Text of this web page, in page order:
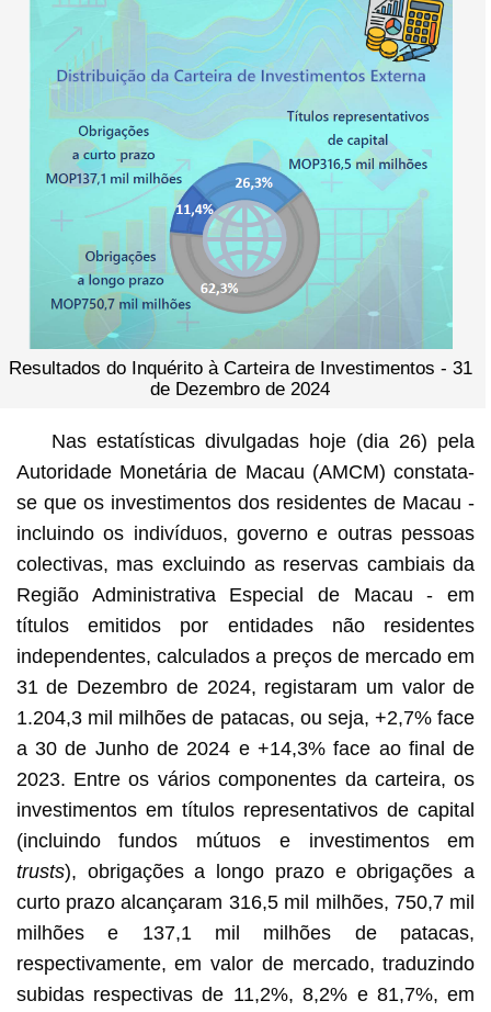
Resultados do Inquérito à Carteira de Investimentos - 31
de Dezembro de 2024
Nas estatísticas divulgadas hoje (dia 26) pela
Autoridade Monetária de Macau (AMCM) constata-
se que os investimentos dos residentes de Macau -
incluindo os indivíduos, governo e outras pessoas
colectivas, mas excluindo as reservas cambiais da
Região Administrativa Especial de Macau - em
títulos emitidos por entidades não residentes
independentes, calculados a preços de mercado em
31 de Dezembro de 2024, registaram um valor de
1.204,3 mil milhões de patacas, ou seja, +2,7% face
a 30 de Junho de 2024 e +14,3% face ao final de
2023. Entre os vários componentes da carteira, os
investimentos em títulos representativos de capital
(incluindo fundos mútuos e investimentos em
trusts), obrigações a longo prazo e obrigações a
curto prazo alcançaram 316,5 mil milhões, 750,7 mil
milhões e 137,1 mil milhões de patacas,
respectivamente, em valor de mercado, traduzindo
subidas respectivas de 11,2%, 8,2% e 81,7%, em